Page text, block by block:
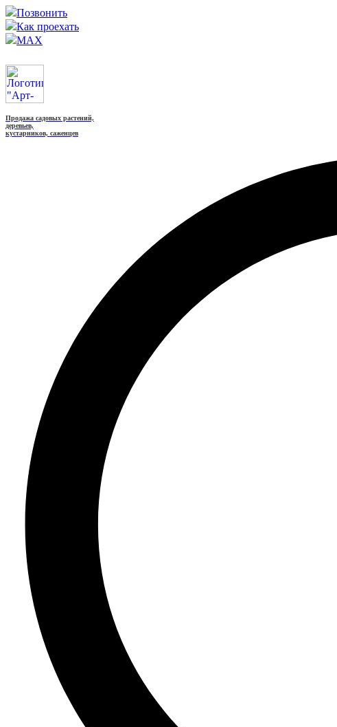
Позвонить
Как проехать
MAX
Продажа садовых растений,
деревьев,
кустарников, саженцев